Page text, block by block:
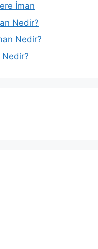
İman
Nedir?
Nedir?
Nedir?